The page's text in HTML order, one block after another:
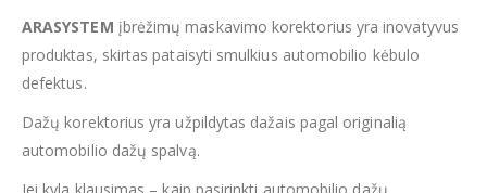
ARASYSTEM įbrėžimų maskavimo korektorius yra inovatyvus
produktas, skirtas pataisyti smulkius automobilio kėbulo
defektus.
Dažų korektorius yra užpildytas dažais pagal originalią
automobilio dažų spalvą.